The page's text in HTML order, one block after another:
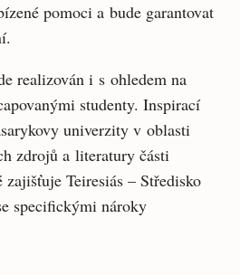
pomoci a bude garantovat
realizován i s ohledem na
studenty. Inspirací
univerzity v oblasti
zdrojů a literatury části
Teiresiás – Středisko
specifickými nároky